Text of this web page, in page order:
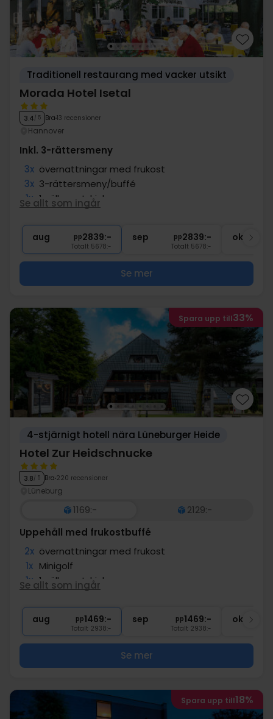
Traditionell restaurang med vacker utsikt
Morada Hotel Isetal
3.4/ 5 Bra 13 recensioner
Hannover
Inkl. 3-rättersmeny
3x övernattningar med frukost
3x 3-rättersmeny/buffé
1x 1 välkomstdrink
Utflyktsvoucher
∞ Tillgång till inomhuspool
Se allt som ingår
aug pp2839:-
Totalt 5678:-
sep pp2839:-
Totalt 5678:-
okt
Se mer
Spara upp till33%
4-stjärnigt hotell nära Lüneburger Heide
Hotel Zur Heidschnucke
3.8/ 5 Bra 220 recensioner
Lüneburg
1169:-
2129:-
Uppehåll med frukostbuffé
2x övernattningar med frukost
1x Minigolf
1x 1 välkomstdrink
Fri tillgång till bastu och pool
∞ Gratis internet och parkering
Se allt som ingår
aug pp1469:-
Totalt 2938:-
sep pp1469:-
Totalt 2938:-
okt
Se mer
Spara upp till18%